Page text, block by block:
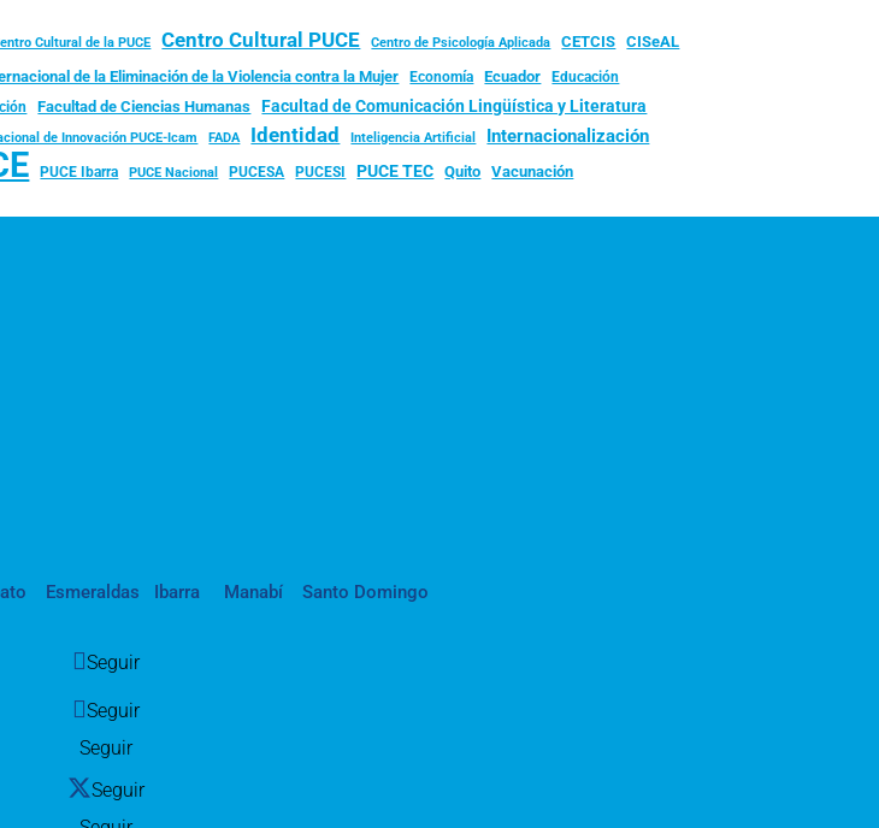
Cultural de la PUCE Centro Cultural PUCE Centro de Psicología Aplicada CETCIS CISeAL
de la Eliminación de la Violencia contra la Mujer Economía Ecuador
Educación
Facultad de Ciencias Humanas Facultad de Comunicación Lingüística y Literatura
de Innovación PUCE-Icam FADA Identidad Inteligencia Artificial Internacionalización
PUCE Ibarra PUCE Nacional PUCESA PUCESI PUCE TEC Quito Vacunación
Esmeraldas Ibarra Manabí Santo Domingo
Seguir
Seguir
Seguir
Seguir